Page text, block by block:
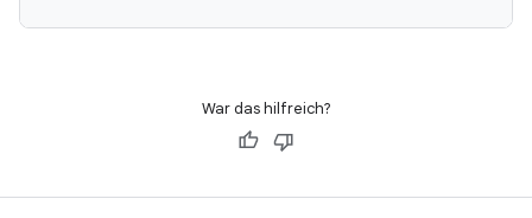
War das hilfreich?